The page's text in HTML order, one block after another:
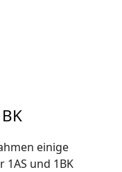
einige
1AS und 1BK